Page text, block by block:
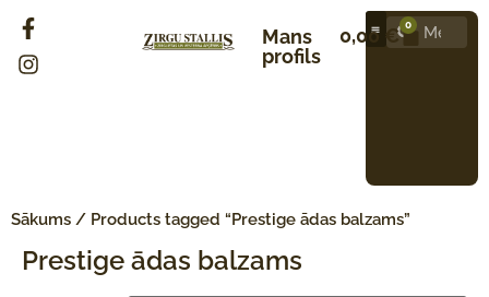
Mans
profils
0,00 € 0
Sākums / Products tagged “Prestige ādas balzams”
Prestige ādas balzams